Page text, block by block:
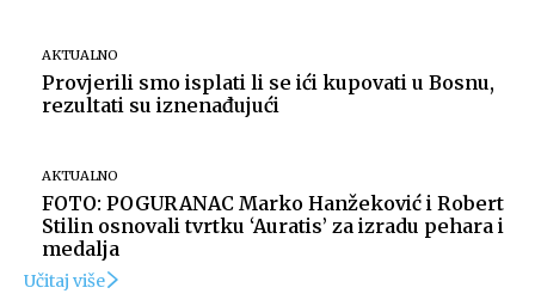
AKTUALNO
Provjerili smo isplati li se ići kupovati u Bosnu,
rezultati su iznenađujući
AKTUALNO
FOTO: POGURANAC Marko Hanžeković i Robert
Stilin osnovali tvrtku ‘Auratis’ za izradu pehara i
medalja
Učitaj više